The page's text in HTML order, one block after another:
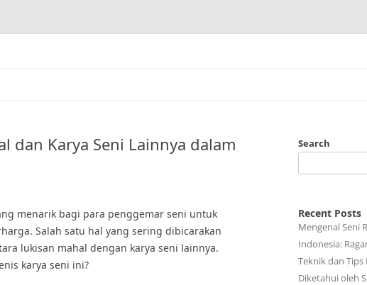
dan Karya Seni Lainnya dalam
menarik bagi para penggemar seni untuk
Salah satu hal yang sering dibicarakan
lukisan mahal dengan karya seni lainnya.
karya seni ini?
Search
Recent Posts
Mengenal Seni
Indonesia:
Teknik dan
Diketahui oleh